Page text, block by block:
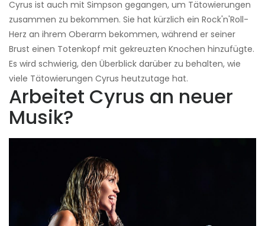
Cyrus ist auch mit Simpson gegangen, um Tätowierungen
zusammen zu bekommen. Sie hat kürzlich ein Rock'n'Roll-
Herz an ihrem Oberarm bekommen, während er seiner
Brust einen Totenkopf mit gekreuzten Knochen hinzufügte.
Es wird schwierig, den Überblick darüber zu behalten, wie
viele Tätowierungen Cyrus heutzutage hat.
Arbeitet Cyrus an neuer
Musik?